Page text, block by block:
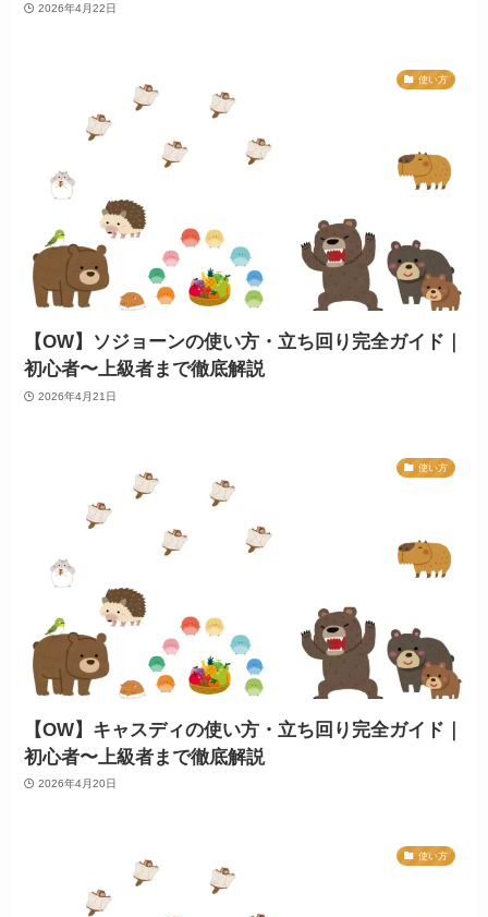
2026年4月22日
使い方
【OW】ソジョーンの使い方・立ち回り完全ガイド｜
初心者〜上級者まで徹底解説
2026年4月21日
使い方
【OW】キャスディの使い方・立ち回り完全ガイド｜
初心者〜上級者まで徹底解説
2026年4月20日
使い方